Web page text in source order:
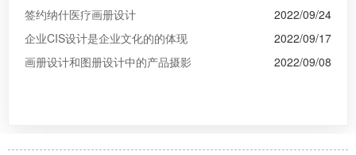
2022/09/24
签约纳什医疗画册设计
2022/09/17
企业CIS设计是企业文化的的体现
2022/09/08
画册设计和图册设计中的产品摄影